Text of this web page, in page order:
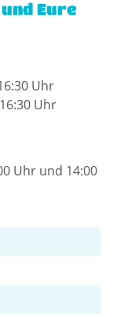
Eure
Uhr
Uhr
Uhr und 14:00